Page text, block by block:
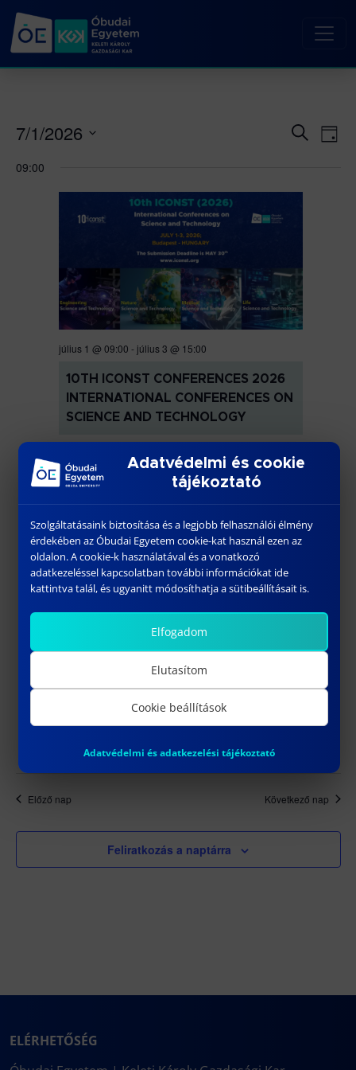
Keresett
Nap
7/1/2026
kiválasztása.
09:00
július 1 @ 09:00 - július 3 @ 15:00
10TH ICONST CONFERENCES 2026
INTERNATIONAL CONFERENCES ON
SCIENCE AND TECHNOLOGY
július 3 @ 15:00
10TH ICONSR CONFERENCE 2026
INTERNATIONAL CONFERENCE ON
SOCIAL SCIENCE RESEARCH
Előző nap Következő nap
Feliratkozás a naptárra
ELÉRHETŐSÉG
Adatvédelmi és cookie
tájékoztató
Szolgáltatásaink biztosítása és a legjobb felhasználói élmény
érdekében az Óbudai Egyetem cookie-kat használ ezen az
oldalon. A cookie-k használatával és a vonatkozó
adatkezeléssel kapcsolatban további információkat ide
kattintva talál, és ugyanitt módosíthatja a sütibeállításait is.
Elfogadom
Elutasítom
Cookie beállítások
Adatvédelmi és adatkezelési tájékoztató